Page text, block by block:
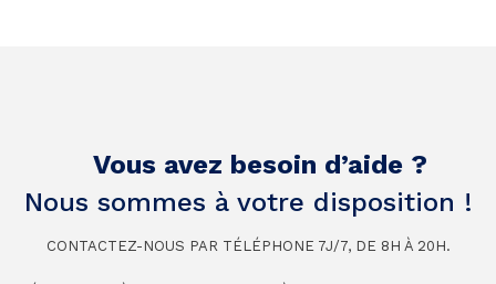
Vous avez besoin d’aide ?
Nous sommes à votre disposition !
CONTACTEZ-NOUS PAR TÉLÉPHONE 7J/7, DE 8H À 20H.